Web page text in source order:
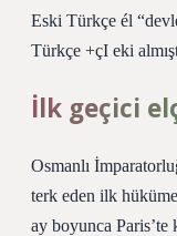
Eski Türkçe él
Türkçe +çI eki
İlk geçici
Osmanlı
terk eden ilk
ay boyunca Paris’te